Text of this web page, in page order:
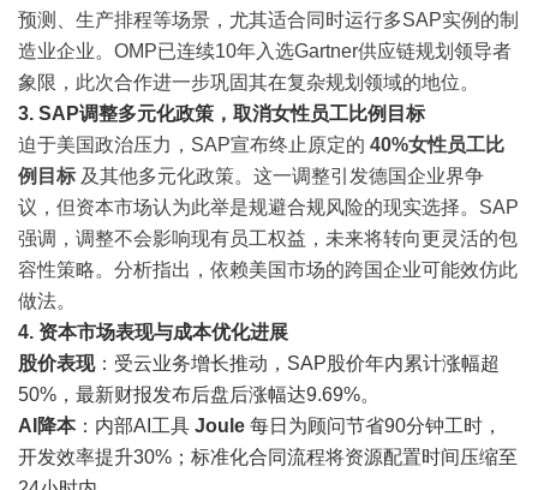
预测、生产排程等场景，尤其适合同时运行多SAP实例的制
造业企业。OMP已连续10年入选Gartner供应链规划领导者
象限，此次合作进一步巩固其在复杂规划领域的地位。
3. SAP调整多元化政策，取消女性员工比例目标
迫于美国政治压力，SAP宣布终止原定的 40%女性员工比
例目标 及其他多元化政策。这一调整引发德国企业界争
议，但资本市场认为此举是规避合规风险的现实选择。SAP
强调，调整不会影响现有员工权益，未来将转向更灵活的包
容性策略。分析指出，依赖美国市场的跨国企业可能效仿此
做法。
4. 资本市场表现与成本优化进展
股价表现：受云业务增长推动，SAP股价年内累计涨幅超
50%，最新财报发布后盘后涨幅达9.69%。
AI降本：内部AI工具 Joule 每日为顾问节省90分钟工时，
开发效率提升30%；标准化合同流程将资源配置时间压缩至